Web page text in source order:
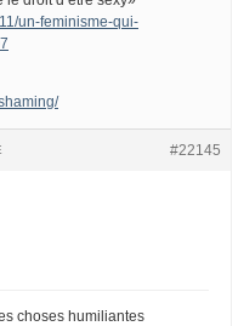
un-feminisme-qui-
#22145
choses humiliantes